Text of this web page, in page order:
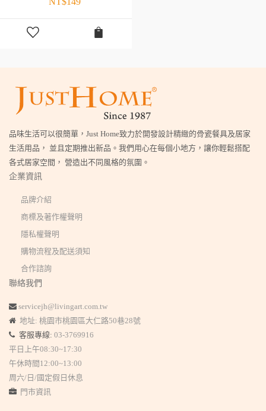
品味生活可以很簡單，Just Home致力於開發設計精緻的骨瓷餐具及居家
生活用品， 並且定期推出新品。我們用心在每個小地方，讓你輕鬆搭配
各式居家空間， 營造出不同風格的氛圍。
企業資訊
品牌介紹
商標及著作權聲明
隱私權聲明
購物流程及配送須知
合作諮詢
聯絡我們
servicejh@livingart.com.tw
地址: 桃園市桃園區大仁路50巷28號
客服專線: 03-3769916
平日上午08:30~17:30
午休時間12:00~13:00
周六/日/國定假日休息
門市資訊